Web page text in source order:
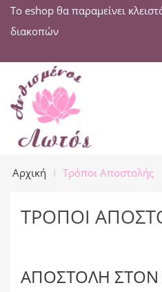
Το eshop θα παραμείνει
διακοπών
Αρχική Τρόποι Αποστολής
ΤΡΌΠΟΙ
ΑΠΟΣΤΟΛΉ ΣΤΟΝ